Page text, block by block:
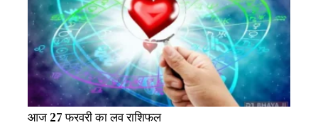
आज 27 फरवरी का लव राशिफल